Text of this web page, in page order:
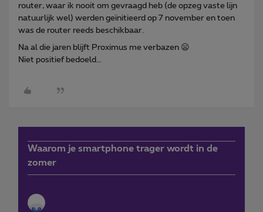
router, waar ik nooit om gevraagd heb (de opzeg vaste lijn
natuurlijk wel) werden geïnitieerd op 7 november en toen
was de router reeds beschikbaar.
Na al die jaren blijft Proximus me verbazen 😦
Niet positief bedoeld…
Waarom je smartphone trager wordt in de
zomer